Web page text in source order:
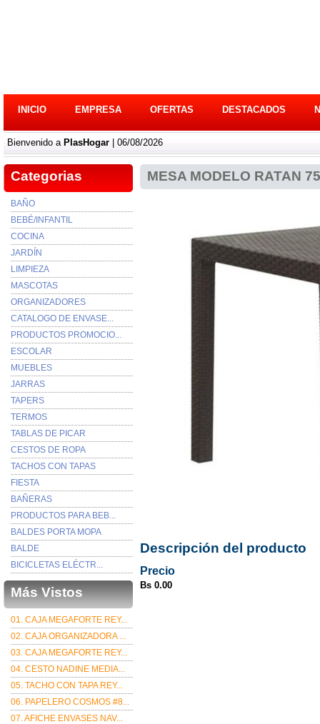
INICIO EMPRESA OFERTAS DESTACADOS
Bienvenido a PlasHogar | 06/08/2026
Categorias
BAÑO
BEBÉ/INFANTIL
COCINA
JARDÍN
LIMPIEZA
MASCOTAS
ORGANIZADORES
CATALOGO DE ENVASE...
PRODUCTOS PROMOCIO...
ESCOLAR
MUEBLES
JARRAS
TAPERS
TERMOS
TABLAS DE PICAR
CESTOS DE ROPA
TACHOS CON TAPAS
FIESTA
BAÑERAS
PRODUCTOS PARA BEB...
BALDES PORTA MOPA
BALDE
BICICLETAS ELÉCTR...
Más Vistos
01. CAJA MEGAFORTE REY...
02. CAJA ORGANIZADORA ...
03. CAJA MEGAFORTE REY...
04. CESTO NADINE MEDIA...
05. TACHO CON TAPA REY...
06. PAPELERO COSMOS #8...
07. AFICHE ENVASES NAV...
MESA MODELO RATAN
Descripción del producto
Precio
Bs 0.00